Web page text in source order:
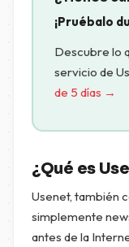
¡Pruébalo
Descubre lo
servicio de
de 5 días →
¿Qué es
Usenet, también
simplemente
antes de la